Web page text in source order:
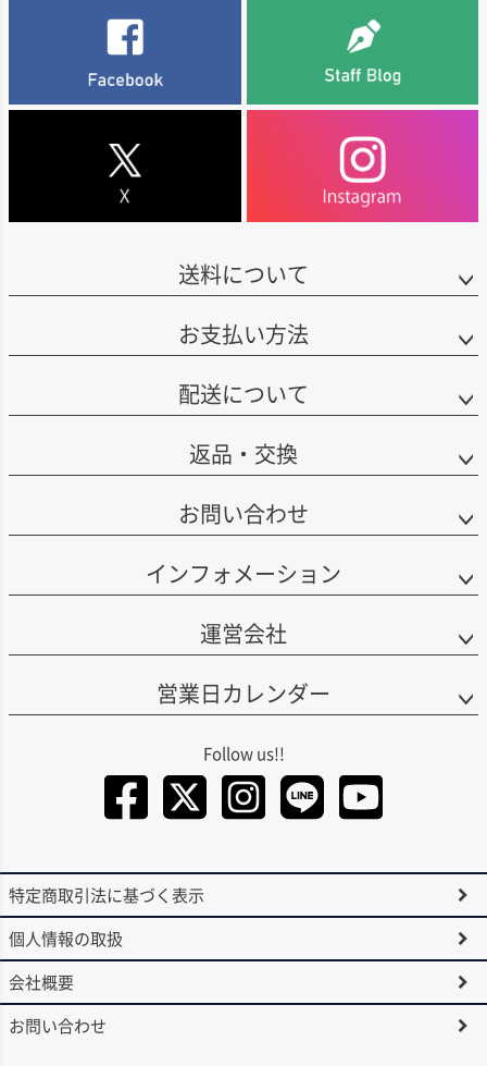
コストパフォーマンスを実現するワインを手がける生産者です。
日本では2017年末、テレビ番組「ホンマでっか！？TV」で、明石家さんまさ
んが、カベルネ・ソーヴィニヨンを絶賛したことから注目を集め、一躍その
名が知られるようになりました。その後も人気が高まり、現在では定番のカ
当初はカベルネ・ソーヴィニヨンのみの展開でしたが、現在はシャルドネ、
メルロー、ジンファンデル、ソーヴィニヨン・ブランとラインナップも拡
大。幅広いニーズに応えるワインを生み出しています。
きながら、品種ごとに最適なテロワールを見極め、各地区から厳選したブド
ウをブレンド。ナパらしさを大切にしつつ、土地の個性を引き出したワイン
描かれ、自然の恵みに育まれた良質なワインであることが表現されていま
ナパ・ヴァレーの魅力を素直に、そして丁寧に表現した1本。気取らず楽しめ
る上質なカリフォルニアワインをお探しの方に、ぜひおすすめしたいワイン
です！
感や力強いタンニンとのバランスが絶妙。濃厚でありながらもフレッシュさ
を感じさせ、飲み疲れしない仕上がりが魅力です。
■醸造について
収穫したブドウはやさしく破砕された後、まずは48時間の低温浸漬を行い、
へと進み、発酵終了後には果梗とともにマセラシオン(果皮との浸漬)を続ける
ことで、まろやかでふくよかな果実味を引き出しています。発酵を終えたワ
インはやさしく圧搾され、フランス産とアメリカ産、それぞれ50％ずつのオ
ーク樽で24か月間熟成しています。アルコール度14.5％。
■ナパ・ハイランズについて
カリフォルニアの銘醸地ナパ・ヴァレーで収穫されたブドウを使用し、高い
コストパフォーマンスを実現するワインを手がける生産者です。
日本では2017年末、テレビ番組「ホンマでっか！？TV」で、明石家さんまさ
んが、カベルネ・ソーヴィニヨンを絶賛したことから注目を集め、一躍その
名が知られるようになりました。その後も人気が高まり、現在では定番のカ
リフォルニアワインとして多くの支持を集めています。
当初はカベルネ・ソーヴィニヨンのみの展開でしたが、現在はシャルドネ、
メルロー、ジンファンデル、ソーヴィニヨン・ブランとラインナップも拡
大。幅広いニーズに応えるワインを生み出しています。
「ナパ・ハイランズ」は、ナパ・ヴァレーのブドウ栽培農家と信頼関係を築
きながら、品種ごとに最適なテロワールを見極め、各地区から厳選したブド
造りが特徴です。ラベルには、ナパ・ヴァレーのどこか懐かしい田園風景が
描かれ、自然の恵みに育まれた良質なワインであることが表現されていま
ナパ・ヴァレーの魅力を素直に、そして丁寧に表現した1本。気取らず楽しめ
2022年は、カリフォルニア/ナパ・ヴァレーのカーネロス地区とヨントヴィ
ル地区のシャルドネを中心に使用しています。
ナパ・ヴァレーの南端に位置し、冷たいサン・パブロ湾に近いカーネロス地
区は、世界的に高品質なシャルドネの産地として知られています。ナパとソ
側の畑から、特に樹齢の高い区画のブドウを使用しています。
さらに、もう一つの畑は、ナパ・ヴァレーのヨントヴィル南に位置し、サ
ン・パブロ湾から流れ込む冷たい風や霧の影響を受ける一方で、ナパ・ヴァ
レーの中心部に近づくので、日中の十分な日照にも恵まれています。その結
この2つの特徴ある畑から収穫されたブドウは、ナパ・ヴァレー・シャルドネ
らしいトロピカルフルーツの風味を表現しつつ、美しい酸を保持していま
す。リッチな口当たりと、樽熟成による香ばしいニュアンスが見事に調和
し、複雑で芳醇な香りとともに、飲みごたえのある仕上がりとなっていま
す。
収穫されたブドウは、果梗を付けたままやさしくプレス。その後、果汁はス
移し、発酵と熟成を行います。発酵中には、バトナージュ(澱の撹拌)を行い、
ワインに豊かなコクと複雑味を加えています。マロラクティック発酵は
樽発酵・熟成は合計で11か月。ライトからミディアム・トーストのフランス
にステンレスタンクで落ち着かせた後、瓶詰めされました。アルコール度
14.5％。
■ナパ・ハイランズについて
コストパフォーマンスを実現するワインを手がける生産者です。
んが、カベルネ・ソーヴィニヨンを絶賛したことから注目を集め、一躍その
リフォルニアワインとして多くの支持を集めています。
大。幅広いニーズに応えるワインを生み出しています。
「ナパ・ハイランズ」は、ナパ・ヴァレーのブドウ栽培農家と信頼関係を築
きながら、品種ごとに最適なテロワールを見極め、各地区から厳選したブド
ウをブレンド。ナパらしさを大切にしつつ、土地の個性を引き出したワイン
造りが特徴です。ラベルには、ナパ・ヴァレーのどこか懐かしい田園風景が
描かれ、自然の恵みに育まれた良質なワインであることが表現されていま
す。
送料について
お支払い方法
配送について
返品・交換
お問い合わせ
インフォメーション
運営会社
営業日カレンダー
特定商取引法に基づく表示
個人情報の取扱
会社概要
お問い合わせ
Facebook
Twitter
LINE